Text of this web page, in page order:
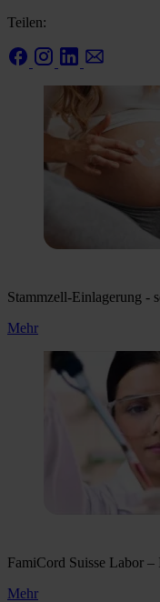
Teilen:
Stammzell-Einlagerung -
Mehr
FamiCord Suisse Labor –
Mehr